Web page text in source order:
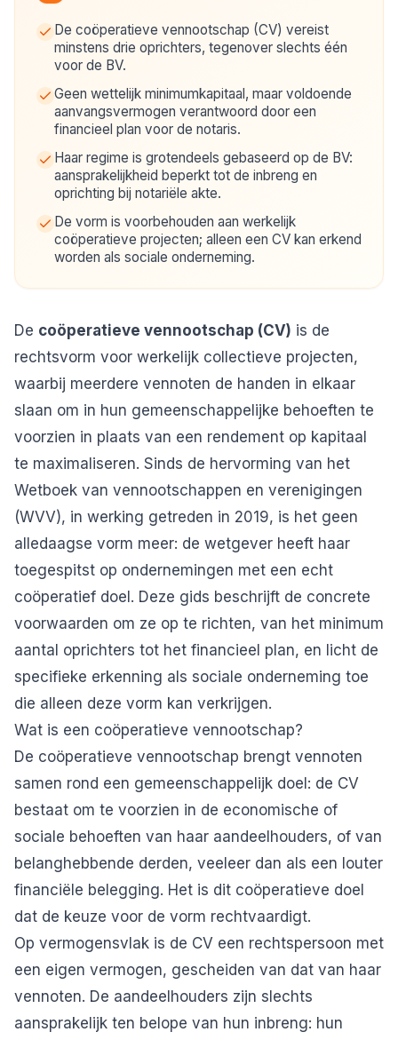
De coöperatieve vennootschap (CV) vereist
minstens drie oprichters, tegenover slechts één
voor de BV.
Geen wettelijk minimumkapitaal, maar voldoende
aanvangsvermogen verantwoord door een
financieel plan voor de notaris.
Haar regime is grotendeels gebaseerd op de BV:
aansprakelijkheid beperkt tot de inbreng en
oprichting bij notariële akte.
De vorm is voorbehouden aan werkelijk
coöperatieve projecten; alleen een CV kan erkend
worden als sociale onderneming.
De coöperatieve vennootschap (CV) is de
rechtsvorm voor werkelijk collectieve projecten,
waarbij meerdere vennoten de handen in elkaar
slaan om in hun gemeenschappelijke behoeften te
voorzien in plaats van een rendement op kapitaal
te maximaliseren. Sinds de hervorming van het
Wetboek van vennootschappen en verenigingen
(WVV), in werking getreden in 2019, is het geen
alledaagse vorm meer: de wetgever heeft haar
toegespitst op ondernemingen met een echt
coöperatief doel. Deze gids beschrijft de concrete
voorwaarden om ze op te richten, van het minimum
aantal oprichters tot het financieel plan, en licht de
specifieke erkenning als sociale onderneming toe
die alleen deze vorm kan verkrijgen.
Wat is een coöperatieve vennootschap?
De coöperatieve vennootschap brengt vennoten
samen rond een gemeenschappelijk doel: de CV
bestaat om te voorzien in de economische of
sociale behoeften van haar aandeelhouders, of van
belanghebbende derden, veeleer dan als een louter
financiële belegging. Het is dit coöperatieve doel
dat de keuze voor de vorm rechtvaardigt.
Op vermogensvlak is de CV een rechtspersoon met
een eigen vermogen, gescheiden van dat van haar
vennoten. De aandeelhouders zijn slechts
aansprakelijk ten belope van hun inbreng: hun